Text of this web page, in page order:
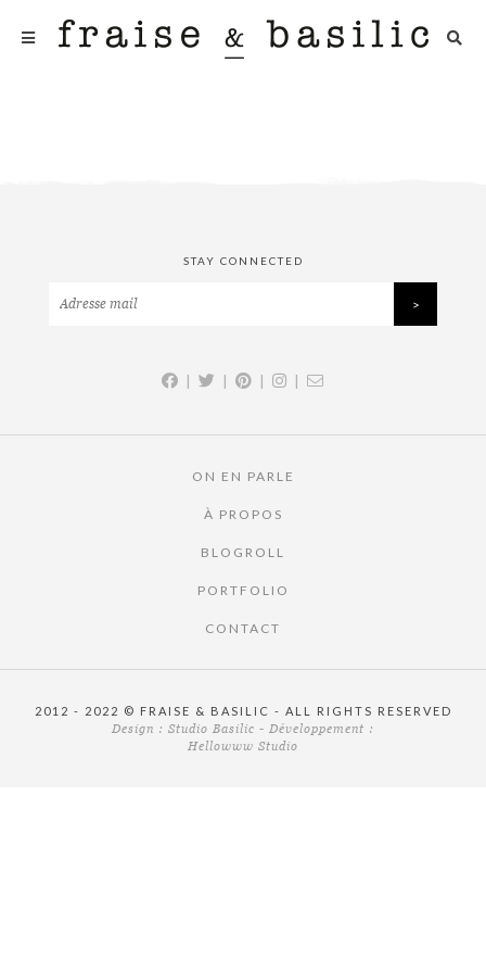
STAY CONNECTED
| | | |
ON EN PARLE
À PROPOS
BLOGROLL
PORTFOLIO
CONTACT
2012 - 2022 © FRAISE & BASILIC - ALL RIGHTS RESERVED
Design : Studio Basilic - Développement :
Hellowww Studio